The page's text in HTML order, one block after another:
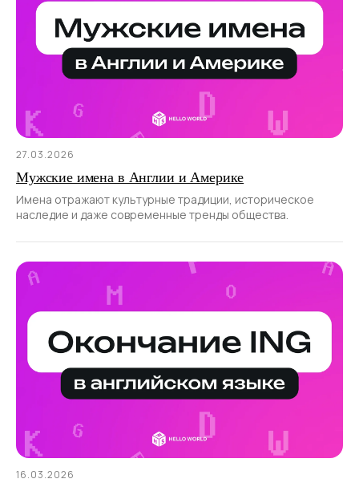
27.03.2026
Мужские имена в Англии и Америке
Имена отражают культурные традиции, историческое
наследие и даже современные тренды общества.
16.03.2026